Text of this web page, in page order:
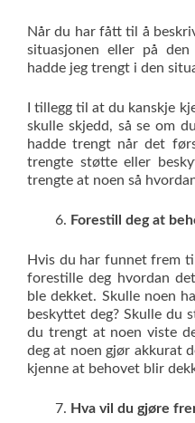
Når du har fått til å
situasjonen eller på
hadde jeg trengt i den
I tillegg til at du kanskje
skulle skjedd, så se om
hadde trengt når det
trengte støtte eller
trengte at noen så
Forestill deg at
Hvis du har funnet frem
forestille deg hvordan
ble dekket. Skulle noen
beskyttet deg? Skulle du
du trengt at noen viste
deg at noen gjør akkurat
kjenne at behovet blir
Hva vil du gjøre